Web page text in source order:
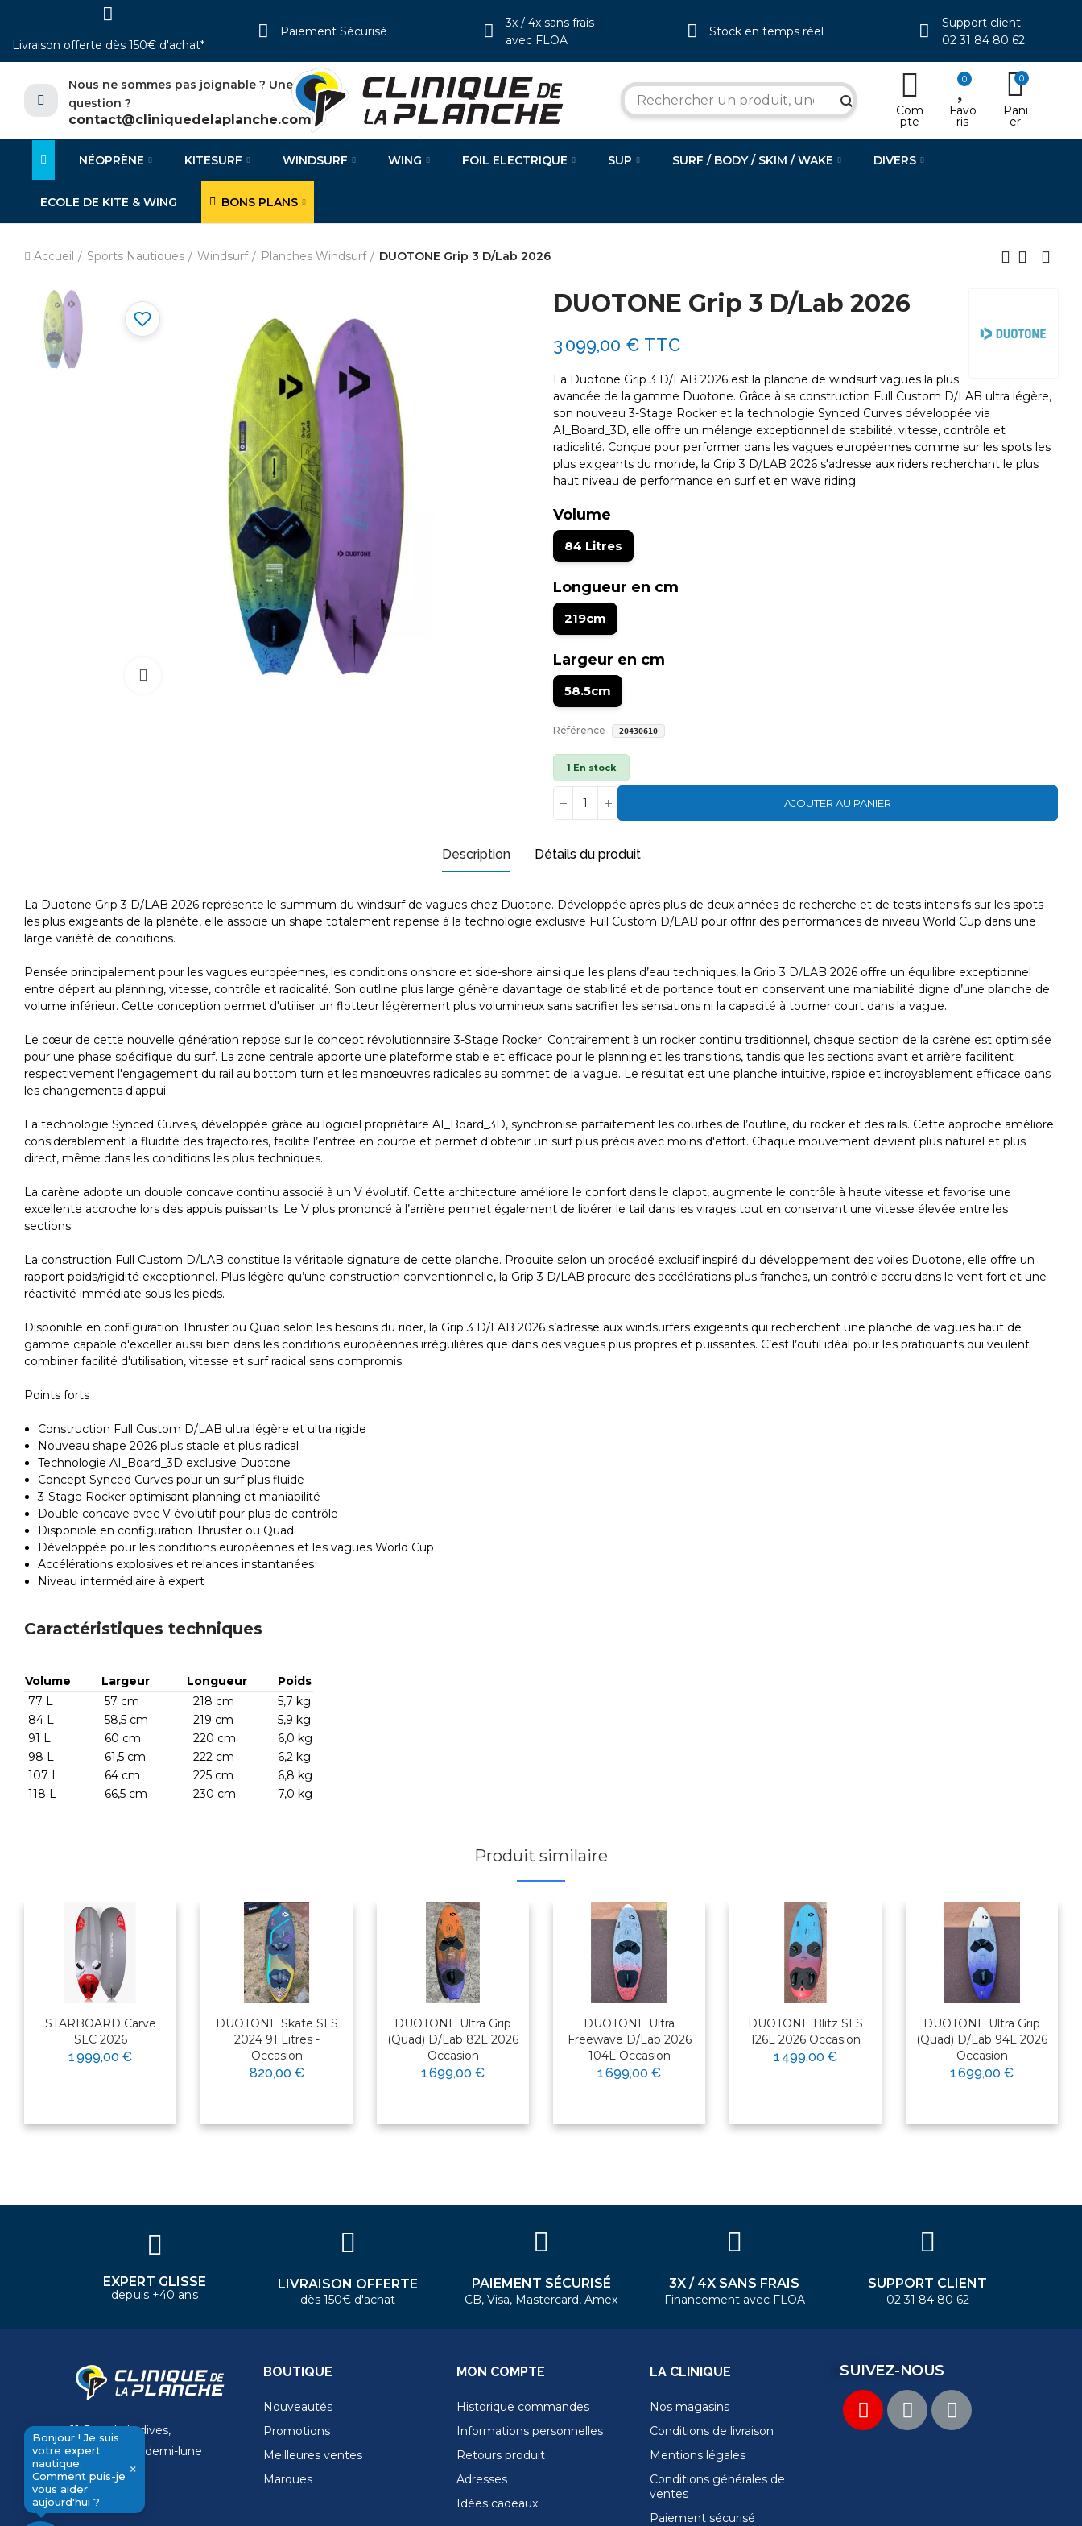
Livraison offerte dès 150€ d'achat*
Paiement Sécurisé
3x / 4x sans frais
avec FLOA
Stock en temps réel
Support client
02 31 84 80 62
Nous ne sommes pas joignable ? Une
question ?
contact@cliniquedelaplanche.com
search Com
pte
0
Favo
ris
0
Pani
er
NÉOPRÈNE KITESURF WINDSURF WING FOIL ELECTRIQUE SUP SURF / BODY / SKIM / WAKE DIVERS
ECOLE DE KITE & WING BONS PLANS
Accueil Sports Nautiques Windsurf Planches Windsurf DUOTONE Grip 3 D/Lab 2026
Cliquez pour agrandir
DUOTONE Grip 3 D/Lab 2026
3 099,00 € TTC
La Duotone Grip 3 D/LAB 2026 est la planche de windsurf vagues la plus
avancée de la gamme Duotone. Grâce à sa construction Full Custom D/LAB ultra légère,
son nouveau 3-Stage Rocker et la technologie Synced Curves développée via
AI_Board_3D, elle offre un mélange exceptionnel de stabilité, vitesse, contrôle et
radicalité. Conçue pour performer dans les vagues européennes comme sur les spots les
plus exigeants du monde, la Grip 3 D/LAB 2026 s'adresse aux riders recherchant le plus
haut niveau de performance en surf et en wave riding.
Volume
84 Litres
Longueur en cm
219cm
Largeur en cm
58.5cm
Référence 20430610
1 En stock
AJOUTER AU PANIER
Description Détails du produit
La Duotone Grip 3 D/LAB 2026 représente le summum du windsurf de vagues chez Duotone. Développée après plus de deux années de recherche et de tests intensifs sur les spots
les plus exigeants de la planète, elle associe un shape totalement repensé à la technologie exclusive Full Custom D/LAB pour offrir des performances de niveau World Cup dans une
large variété de conditions.
Pensée principalement pour les vagues européennes, les conditions onshore et side-shore ainsi que les plans d’eau techniques, la Grip 3 D/LAB 2026 offre un équilibre exceptionnel
entre départ au planning, vitesse, contrôle et radicalité. Son outline plus large génère davantage de stabilité et de portance tout en conservant une maniabilité digne d’une planche de
volume inférieur. Cette conception permet d'utiliser un flotteur légèrement plus volumineux sans sacrifier les sensations ni la capacité à tourner court dans la vague.
Le cœur de cette nouvelle génération repose sur le concept révolutionnaire 3-Stage Rocker. Contrairement à un rocker continu traditionnel, chaque section de la carène est optimisée
pour une phase spécifique du surf. La zone centrale apporte une plateforme stable et efficace pour le planning et les transitions, tandis que les sections avant et arrière facilitent
respectivement l'engagement du rail au bottom turn et les manœuvres radicales au sommet de la vague. Le résultat est une planche intuitive, rapide et incroyablement efficace dans
les changements d'appui.
La technologie Synced Curves, développée grâce au logiciel propriétaire AI_Board_3D, synchronise parfaitement les courbes de l’outline, du rocker et des rails. Cette approche améliore
considérablement la fluidité des trajectoires, facilite l’entrée en courbe et permet d'obtenir un surf plus précis avec moins d'effort. Chaque mouvement devient plus naturel et plus
direct, même dans les conditions les plus techniques.
La carène adopte un double concave continu associé à un V évolutif. Cette architecture améliore le confort dans le clapot, augmente le contrôle à haute vitesse et favorise une
excellente accroche lors des appuis puissants. Le V plus prononcé à l’arrière permet également de libérer le tail dans les virages tout en conservant une vitesse élevée entre les
sections.
La construction Full Custom D/LAB constitue la véritable signature de cette planche. Produite selon un procédé exclusif inspiré du développement des voiles Duotone, elle offre un
rapport poids/rigidité exceptionnel. Plus légère qu’une construction conventionnelle, la Grip 3 D/LAB procure des accélérations plus franches, un contrôle accru dans le vent fort et une
réactivité immédiate sous les pieds.
Disponible en configuration Thruster ou Quad selon les besoins du rider, la Grip 3 D/LAB 2026 s’adresse aux windsurfers exigeants qui recherchent une planche de vagues haut de
gamme capable d'exceller aussi bien dans les conditions européennes irrégulières que dans des vagues plus propres et puissantes. C’est l’outil idéal pour les pratiquants qui veulent
combiner facilité d'utilisation, vitesse et surf radical sans compromis.
Points forts
Construction Full Custom D/LAB ultra légère et ultra rigide
Nouveau shape 2026 plus stable et plus radical
Technologie AI_Board_3D exclusive Duotone
Concept Synced Curves pour un surf plus fluide
3-Stage Rocker optimisant planning et maniabilité
Double concave avec V évolutif pour plus de contrôle
Disponible en configuration Thruster ou Quad
Développée pour les conditions européennes et les vagues World Cup
Accélérations explosives et relances instantanées
Niveau intermédiaire à expert
Caractéristiques techniques
Volume Largeur Longueur
Poids
77 L
57 cm 218 cm
5,7 kg
84 L
58,5 cm 219 cm
5,9 kg
91 L
60 cm 220 cm
6,0 kg
98 L
61,5 cm 222 cm
6,2 kg
107 L
64 cm 225 cm
6,8 kg
118 L
66,5 cm 230 cm 7,0 kg
Produit similaire
STARBOARD Carve
SLC 2026
1 999,00 €
DUOTONE Skate SLS
2024 91 Litres -
Occasion
820,00 €
DUOTONE Ultra Grip
(Quad) D/Lab 82L 2026
Occasion
1 699,00 €
DUOTONE Ultra
Freewave D/Lab 2026
104L Occasion
1 699,00 €
DUOTONE Blitz SLS
126L 2026 Occasion
1 499,00 €
DUOTONE Ultra Grip
(Quad) D/Lab 94L 2026
Occasion
1 699,00 €
×
send
Bonjour ! Je suis
votre expert
nautique.
Comment puis-je
vous aider
aujourd'hui ?
×
EXPERT GLISSE
depuis +40 ans
LIVRAISON OFFERTE
dès 150€ d'achat
PAIEMENT SÉCURISÉ
CB, Visa, Mastercard, Amex
3X / 4X SANS FRAIS
Financement avec FLOA
SUPPORT CLIENT
02 31 84 80 62
11 Rue de la dives,
4 Place de la demi-lune
14000 Caen
BOUTIQUE
Nouveautés
Promotions
Meilleures ventes
Marques
MON COMPTE
Historique commandes
Informations personnelles
Retours produit
Adresses
Idées cadeaux
LA CLINIQUE
Nos magasins
Conditions de livraison
Mentions légales
Conditions générales de
ventes
Paiement sécurisé
SUIVEZ-NOUS